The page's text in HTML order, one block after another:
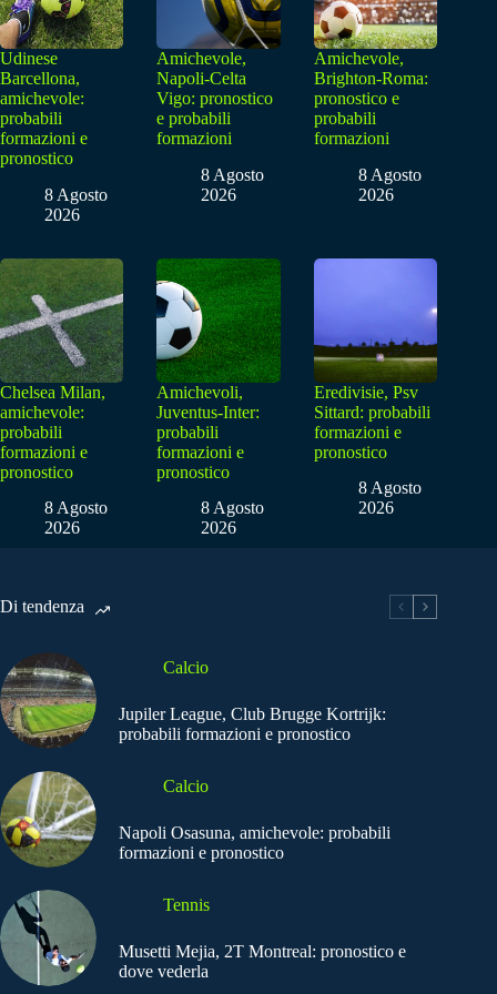
Udinese
Barcellona,
amichevole:
probabili
formazioni e
pronostico
8 Agosto
2026
Amichevole,
Napoli-Celta
Vigo: pronostico
e probabili
formazioni
8 Agosto
2026
Amichevole,
Brighton-Roma:
pronostico e
probabili
formazioni
8 Agosto
2026
Chelsea Milan,
amichevole:
probabili
formazioni e
pronostico
8 Agosto
2026
Amichevoli,
Juventus-Inter:
probabili
formazioni e
pronostico
8 Agosto
2026
Eredivisie, Psv
Sittard: probabili
formazioni e
pronostico
8 Agosto
2026
Di tendenza
Calcio
Jupiler League, Club Brugge Kortrijk:
probabili formazioni e pronostico
Calcio
Napoli Osasuna, amichevole: probabili
formazioni e pronostico
Tennis
Musetti Mejia, 2T Montreal: pronostico e
dove vederla